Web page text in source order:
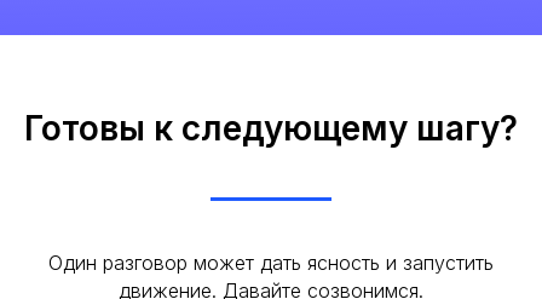
Готовы к следующему шагу?
Один разговор может дать ясность и запустить
движение. Давайте созвонимся.